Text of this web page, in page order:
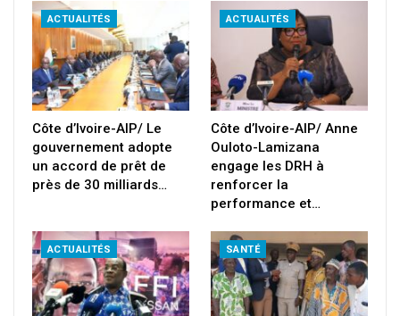
ACTUALITÉS
Côte d’Ivoire-AIP/ Le
gouvernement adopte
un accord de prêt de
près de 30 milliards…
ACTUALITÉS
Côte d’Ivoire-AIP/ Anne
Ouloto-Lamizana
engage les DRH à
renforcer la
performance et…
ACTUALITÉS SANTÉ